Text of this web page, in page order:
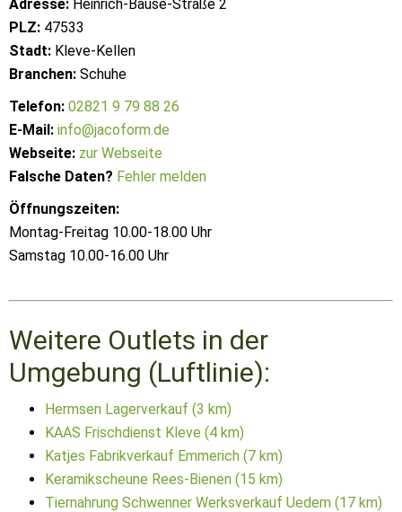
Adresse: Heinrich-Bause-Straße 2
PLZ: 47533
Stadt: Kleve-Kellen
Branchen: Schuhe
Telefon: 02821 9 79 88 26
E-Mail: info@jacoform.de
Webseite: zur Webseite
Falsche Daten? Fehler melden
Öffnungszeiten:
Montag-Freitag 10.00-18.00 Uhr
Samstag 10.00-16.00 Uhr
Weitere Outlets in der
Umgebung (Luftlinie):
Hermsen Lagerverkauf (3 km)
KAAS Frischdienst Kleve (4 km)
Katjes Fabrikverkauf Emmerich (7 km)
Keramikscheune Rees-Bienen (15 km)
Tiernahrung Schwenner Werksverkauf Uedem (17 km)